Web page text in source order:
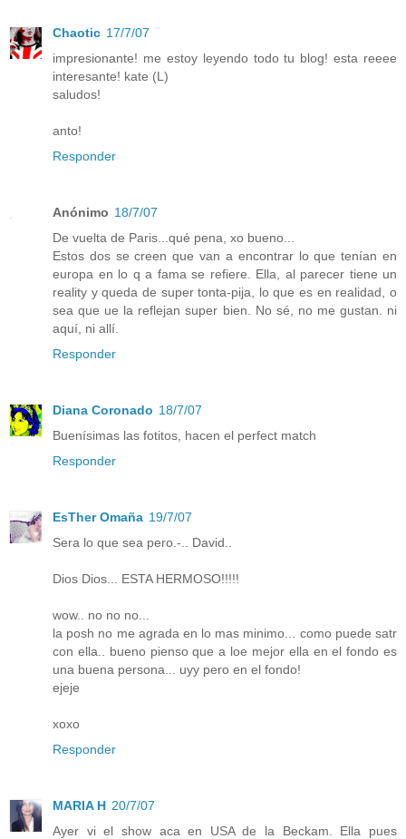
Chaotic 17/7/07
impresionante! me estoy leyendo todo tu blog! esta reeee
interesante! kate (L)
saludos!
anto!
Responder
Anónimo 18/7/07
De vuelta de Paris...qué pena, xo bueno...
Estos dos se creen que van a encontrar lo que tenían en
europa en lo q a fama se refiere. Ella, al parecer tiene un
reality y queda de super tonta-pija, lo que es en realidad, o
sea que ue la reflejan super bien. No sé, no me gustan. ni
aquí, ni allí.
Responder
Diana Coronado 18/7/07
Buenísimas las fotitos, hacen el perfect match
Responder
EsTher Omaña 19/7/07
Sera lo que sea pero.-.. David..
Dios Dios... ESTA HERMOSO!!!!!
wow.. no no no...
la posh no me agrada en lo mas minimo... como puede satr
con ella.. bueno pienso que a loe mejor ella en el fondo es
una buena persona... uyy pero en el fondo!
ejeje
xoxo
Responder
MARIA H 20/7/07
Ayer vi el show aca en USA de la Beckam. Ella pues